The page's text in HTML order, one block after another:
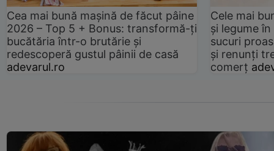
Cea mai bună mașină de făcut pâine
2026 – Top 5 + Bonus: transformă-ți
bucătăria într-o brutărie și
redescoperă gustul pâinii de casă
adevarul.ro
Cele mai
și legume
sucuri
și renunți
comerț